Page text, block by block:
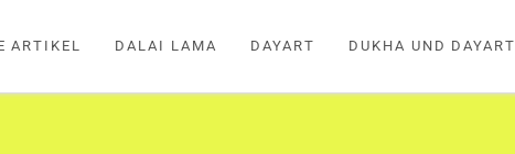
ARTIKEL DALAI LAMA DAYART DUKHA UND DAYART